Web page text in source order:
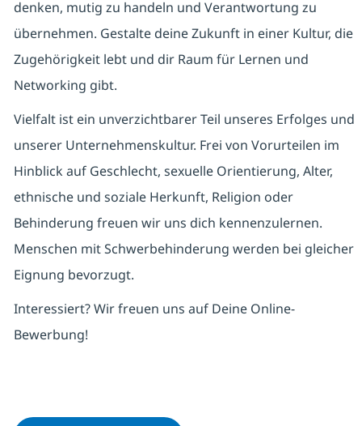
denken, mutig zu handeln und Verantwortung zu
übernehmen. Gestalte deine Zukunft in einer Kultur, die
Zugehörigkeit lebt und dir Raum für Lernen und
Networking gibt.
Vielfalt ist ein unverzichtbarer Teil unseres Erfolges und
unserer Unternehmenskultur. Frei von Vorurteilen im
Hinblick auf Geschlecht, sexuelle Orientierung, Alter,
ethnische und soziale Herkunft, Religion oder
Behinderung freuen wir uns dich kennenzulernen.
Menschen mit Schwerbehinderung werden bei gleicher
Eignung bevorzugt.
Interessiert? Wir freuen uns auf Deine Online-
Bewerbung!